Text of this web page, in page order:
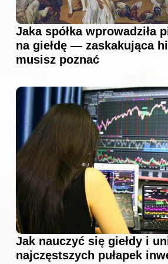
Jaka spółka wprowadziła
na giełdę — zaskakująca
musisz poznać
Jak nauczyć się giełdy i
najczęstszych pułapek